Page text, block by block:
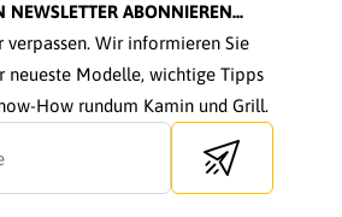
NEWSLETTER ABONNIEREN...
verpassen. Wir informieren Sie
neueste Modelle, wichtige Tipps
How rundum Kamin und Grill.
Send newsletter